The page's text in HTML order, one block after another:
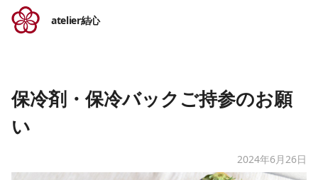
atelier結心
保冷剤・保冷バックご持参のお願
い
2024年6月26日